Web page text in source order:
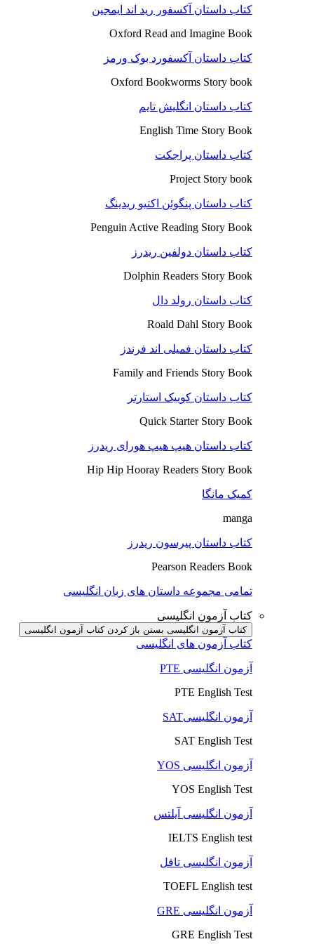
کتاب داستان آکسفور رید اند ایمجین
Oxford Read and Imagine Book
کتاب داستان آکسفورد بوک ورمز
Oxford Bookworms Story book
کتاب داستان انگلیش تایم
English Time Story Book
کتاب داستان پراجکت
Project Story book
کتاب داستان پنگوئن اکتیو ریدینگ
Penguin Active Reading Story Book
کتاب داستان دولفین ریدرز
Dolphin Readers Story Book
کتاب داستان رولد دال
Roald Dahl Story Book
کتاب داستان فمیلی اند فرندز
Family and Friends Story Book
کتاب داستان کوییک استارتر
Quick Starter Story Book
کتاب داستان هیپ هیپ هورای ریدرز
Hip Hip Hooray Readers Story Book
کمیک مانگا
manga
کتاب داستان پیرسون ریدرز
Pearson Readers Book
تمامی مجموعه داستان های زبان انگلیسی
کتاب آزمون انگلیسی
کتاب آزمون انگلیسی بستن باز کردن کتاب آزمون انگلیسی
کتاب آزمون های انگلیسی
آزمون انگلیسی PTE
PTE English Test
آزمون انگلیسیSAT
SAT English Test
آزمون انگلیسی YOS
YOS English Test
آزمون انگلیسی آیلتس
IELTS English test
آزمون انگلیسی تافل
TOEFL English test
آزمون انگلیسی GRE
GRE English Test